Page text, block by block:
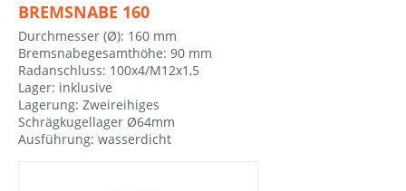
BREMSNABE 160
Durchmesser (Ø): 160 mm
Bremsnabegesamthöhe: 90 mm
Radanschluss: 100x4/M12x1,5
Lager: inklusive
Lagerung: Zweireihiges
Schrägkugellager Ø64mm
Ausführung: wasserdicht